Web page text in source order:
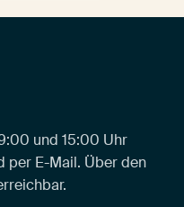
und 15:00 Uhr
per E-Mail. Über den